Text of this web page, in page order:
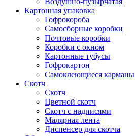
Картонная упаковка
Гофрокороба
Самосборные коробки
Почтовые коробки
Коробки с окном
Картонные тубусы
Гофрокартон
Самоклеющиеся карманы
Скотч
Скотч
Цветной скотч
Скотч с надписями
Малярная лента
Диспенсер для скотча